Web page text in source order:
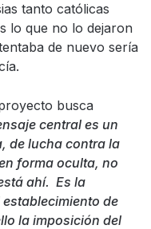
tanto católicas
lo que no lo dejaron
de nuevo sería
busca
central es un
de lucha contra la
forma oculta, no
ahí. Es la
de
la imposición del